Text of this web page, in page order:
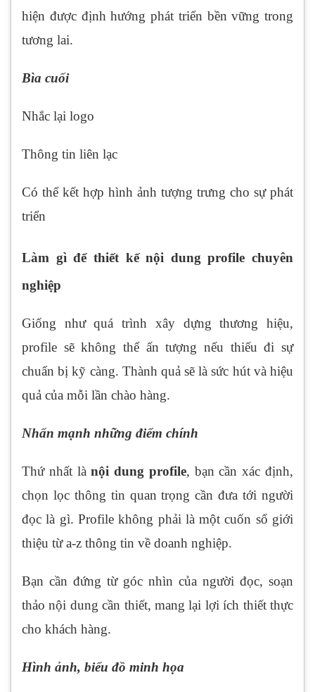
hiện được định hướng phát triển bền vững trong
tương lai.
Bìa cuối
Nhắc lại logo
Thông tin liên lạc
Có thể kết hợp hình ảnh tượng trưng cho sự phát
triển
Làm gì để thiết kế nội dung profile chuyên
nghiệp
Giống như quá trình xây dựng thương hiệu,
profile sẽ không thể ấn tượng nếu thiếu đi sự
chuẩn bị kỹ càng. Thành quả sẽ là sức hút và hiệu
quả của mỗi lần chào hàng.
Nhấn mạnh những điểm chính
Thứ nhất lànội dung profile, bạn cần xác định,
chọn lọc thông tin quan trọng cần đưa tới người
đọc là gì. Profile không phải là một cuốn sổ giới
thiệu từ a-z thông tin về doanh nghiệp.
Bạn cần đứng từ góc nhìn của người đọc, soạn
thảo nội dung cần thiết, mang lại lợi ích thiết thực
cho khách hàng.
Hình ảnh, biểu đồ minh họa